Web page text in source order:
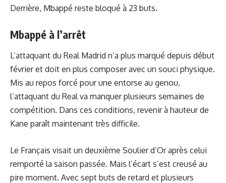
Derrière, Mbappé reste bloqué à 23 buts.
Mbappé à l’arrêt
L’attaquant du Real Madrid n’a plus marqué depuis début
février et doit en plus composer avec un souci physique.
Mis au repos forcé pour une entorse au genou,
l’attaquant du Real va manquer plusieurs semaines de
compétition. Dans ces conditions, revenir à hauteur de
Kane paraît maintenant très difficile.
Le Français visait un deuxième Soulier d’Or après celui
remporté la saison passée. Mais l’écart s’est creusé au
pire moment. Avec sept buts de retard et plusieurs